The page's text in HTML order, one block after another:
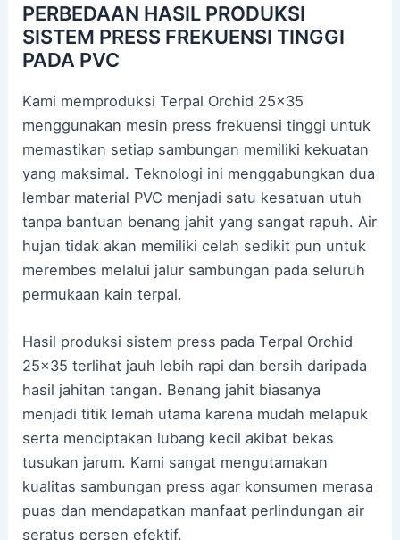
PERBEDAAN HASIL PRODUKSI
SISTEM PRESS FREKUENSI TINGGI
PADA PVC
Kami memproduksi Terpal Orchid 25×35
menggunakan mesin press frekuensi tinggi untuk
memastikan setiap sambungan memiliki kekuatan
yang maksimal. Teknologi ini menggabungkan dua
lembar material PVC menjadi satu kesatuan utuh
tanpa bantuan benang jahit yang sangat rapuh. Air
hujan tidak akan memiliki celah sedikit pun untuk
merembes melalui jalur sambungan pada seluruh
permukaan kain terpal.
Hasil produksi sistem press pada Terpal Orchid
25×35 terlihat jauh lebih rapi dan bersih daripada
hasil jahitan tangan. Benang jahit biasanya
menjadi titik lemah utama karena mudah melapuk
serta menciptakan lubang kecil akibat bekas
tusukan jarum. Kami sangat mengutamakan
kualitas sambungan press agar konsumen merasa
puas dan mendapatkan manfaat perlindungan air
seratus persen efektif.